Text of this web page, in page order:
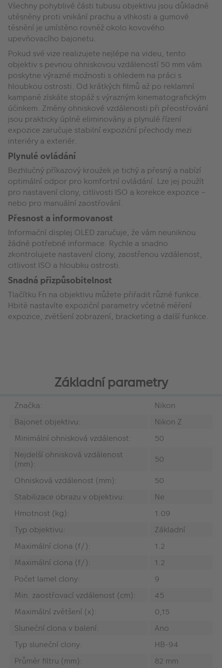
Všechny pohyblivé části tubusu objektivu jsou důkladně
utěsněny proti vnikání prachu a vlhkosti a gumové
těsnění je umístěno rovněž okolo kovového
upevňovacího bajonetu.
Pokud své vize realizujete nejlépe na videu, tento
objektiv s pevnou ohniskovou vzdáleností 50 mm vám
poskytne výrazné možnosti s ohledem na práci s
hloubkou ostrosti. Od krátkých filmů až po reklamní
kampaně získáte stopáž s výrazným kinematografickým
účinkem. Změny ohniskové vzdálenosti při přeostřování
jsou prakticky úplně eliminovány a plynulé řízení
expozice zaručuje stabilní expoziční přechody mezi
interiéry a exteriér.
Plynulé ovládání
Bezhlučný příkazový kroužek je tichý a přesný a nabízí
optimální odpor pro komfortní ovládání. Lze jej použít
pro nastavení clony, citlivosti ISO a korekce expozice –
nebo pro manuální zaostřování.
Přesnost a informovanost
Informační displej OLED zaručuje, že vám neuniknou
žádné potřebné informace. Rychle a snadno
zkontrolujete nastavení clony, zaostřenou vzdálenost,
citlivost ISO a hloubku ostrosti.
Snadná přizpůsobitelnost
Tlačítku Fn na objektivu můžete přiřadit různé funkce.
Hbitě nastavíte expoziční parametry včetně měření
expozice, zvětšení zobrazení, bracketing a další funkce.
Základní parametry
Značka:
Nikon
Bajonet objektivu:
Nikon Z
Minimální ohnisková vzdálenost:
50
Nejdelší ohnisková vzdálenost
(mm):
50
Ohnisková vzdálenost (mm):
50
Stabilizace obrazu v objektivu:
Ne
Hmotnost (kg):
1.09
Typ objektivu:
Základní
Maximální clona (f/):
1.2
Maximální clona (f/):
1.2
Počet lamel clony:
9
Min. zaostřovací vzdálenost (cm):
45
Maximální zvětšení (x):
0,15
Sluneční clona v balení:
Ano
Typ sluneční clony:
HB-94
Průměr filtru (mm):
82 mm